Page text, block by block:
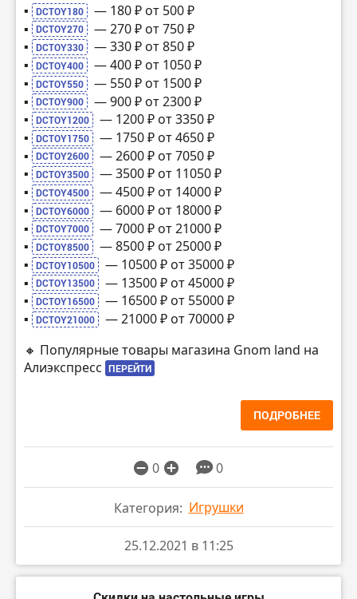
▪️ DCTOY180
— 180 ₽ от 500 ₽
▪️
DCTOY270
— 270 ₽ от 750 ₽
▪️
DCTOY330
— 330 ₽ от 850 ₽
▪️
DCTOY400
— 400 ₽ от 1050 ₽
▪️
DCTOY550
— 550 ₽ от 1500 ₽
▪️
DCTOY900
— 900 ₽ от 2300 ₽
▪️
DCTOY1200
— 1200 ₽ от 3350 ₽
▪️
DCTOY1750
— 1750 ₽ от 4650 ₽
▪️
DCTOY2600
— 2600 ₽ от 7050 ₽
▪️
DCTOY3500
— 3500 ₽ от 11050 ₽
▪️
DCTOY4500
— 4500 ₽ от 14000 ₽
▪️
DCTOY6000
— 6000 ₽ от 18000 ₽
▪️
DCTOY7000
— 7000 ₽ от 21000 ₽
▪️
DCTOY8500
— 8500 ₽ от 25000 ₽
▪️
DCTOY10500
— 10500 ₽ от 35000 ₽
▪️
DCTOY13500
— 13500 ₽ от 45000 ₽
▪️
DCTOY16500
— 16500 ₽ от 55000 ₽
▪️
DCTOY21000
— 21000 ₽ от 70000 ₽
🔸 Популярные товары магазина Gnom land на
Алиэкспресс ПЕРЕЙТИ
ПОДРОБНЕЕ
0 0
Категория: Игрушки
25.12.2021 в 11:25